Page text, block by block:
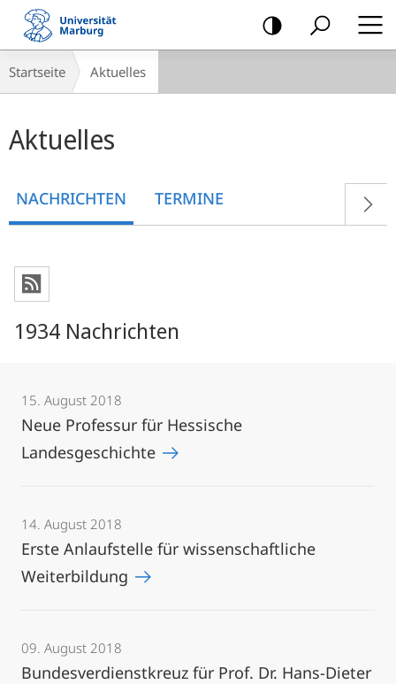
Mobile-
Navigation
Breadcrumb-
Navigation
Startseite Aktuelles
Aktuelles
NACHRICHTEN TERMINE
1934 Nachrichten
15. August 2018
Neue Professur für Hessische
Landesgeschichte
14. August 2018
Erste Anlaufstelle für wissenschaftliche
Weiterbildung
09. August 2018
Bundesverdienstkreuz für Prof. Dr. Hans-Dieter